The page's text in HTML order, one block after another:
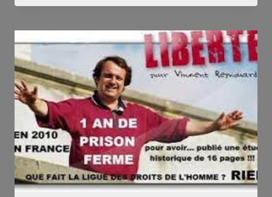
UN
JEAN
BRICMONT
ET
PAUL-
ÉRIC
BLANRUE